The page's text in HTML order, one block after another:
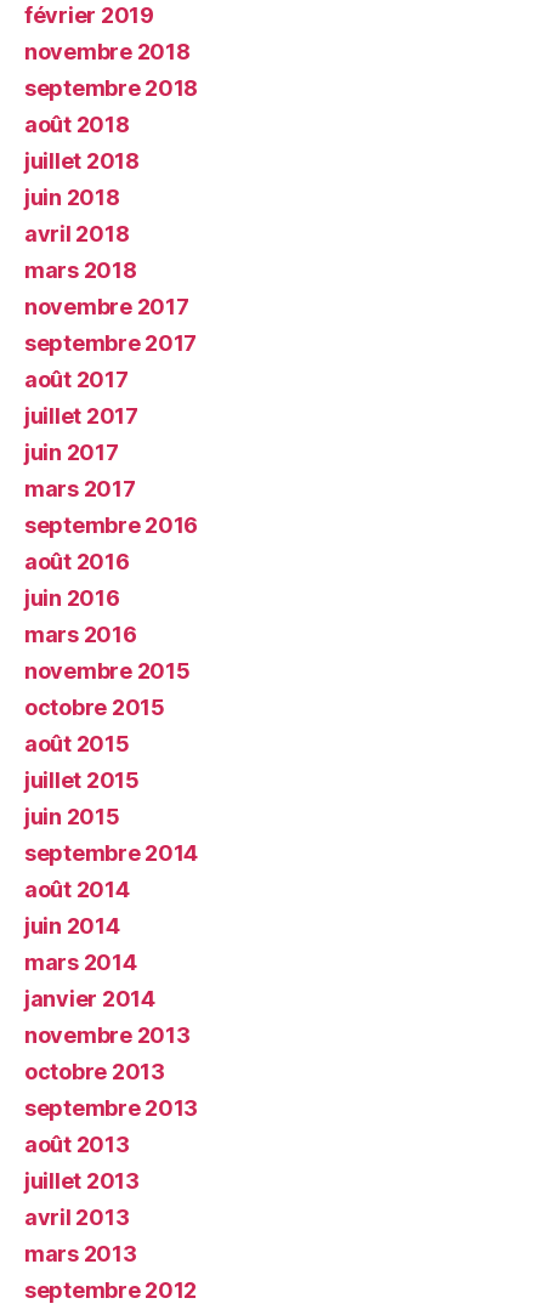
février 2019
novembre 2018
septembre 2018
août 2018
juillet 2018
juin 2018
avril 2018
mars 2018
novembre 2017
septembre 2017
août 2017
juillet 2017
juin 2017
mars 2017
septembre 2016
août 2016
juin 2016
mars 2016
novembre 2015
octobre 2015
août 2015
juillet 2015
juin 2015
septembre 2014
août 2014
juin 2014
mars 2014
janvier 2014
novembre 2013
octobre 2013
septembre 2013
août 2013
juillet 2013
avril 2013
mars 2013
septembre 2012